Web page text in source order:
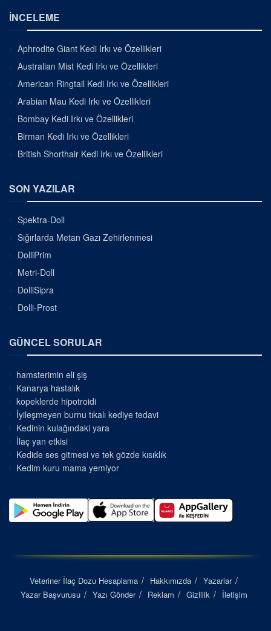
İNCELEME
Aphrodite Giant Kedi Irkı ve Özellikleri
Australian Mist Kedi Irkı ve Özellikleri
American Ringtail Kedi Irkı ve Özellikleri
Arabian Mau Kedi Irkı ve Özellikleri
Bombay Kedi Irkı ve Özellikleri
Birman Kedi Irkı ve Özellikleri
British Shorthair Kedi Irkı ve Özellikleri
SON YAZILAR
Spektra-Doll
Sığırlarda Metan Gazı Zehirlenmesi
DolliPrim
Metri-Doll
DolliSipra
Dolli-Prost
GÜNCEL SORULAR
hamsterimin eli şiş
Kanarya hastalık
kopeklerde hipotroidi
İyileşmeyen burnu tıkalı kediye tedavi
Kedinin kulağındaki yara
İlaç yan etkisi
Kedide ses gitmesi ve tek gözde kısıklık
Kedim kuru mama yemiyor
Veteriner İlaç Dozu Hesaplama Hakkımızda
Yazarlar
Yazar Başvurusu
Yazı Gönder Reklam Gizlilik İletişim